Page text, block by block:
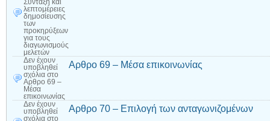
Σύνταξη και
λεπτομέρειες
δημοσίευσης
των
προκηρύξεων
για τους
διαγωνισμούς
μελετών
Δεν έχουν
υποβληθεί
σχόλια στο
Αρθρο 69 –
Μέσα
επικοινωνίας
Αρθρο 69 – Μέσα επικοινωνίας
Δεν έχουν
υποβληθεί
σχόλια στο
Αρθρο 70 – Επιλογή των ανταγωνιζομένων